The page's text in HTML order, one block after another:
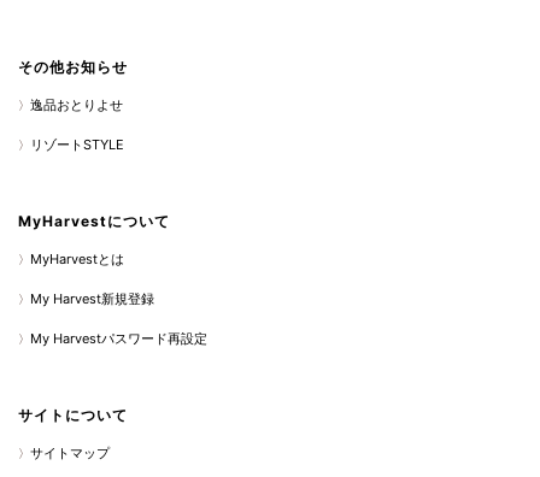
その他お知らせ
逸品おとりよせ
リゾートSTYLE
MyHarvestについて
MyHarvestとは
My Harvest新規登録
My Harvestパスワード再設定
サイトについて
サイトマップ